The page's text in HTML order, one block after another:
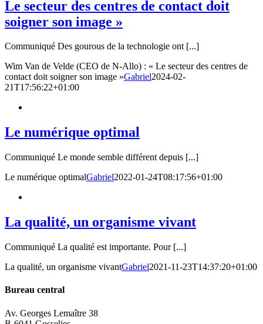
Le secteur des centres de contact doit
soigner son image »
Communiqué Des gourous de la technologie ont [...]
Wim Van de Velde (CEO de N-Allo) : « Le secteur des centres de
contact doit soigner son image »Gabriel2024-02-
21T17:56:22+01:00
Le numérique optimal
Communiqué Le monde semble différent depuis [...]
Le numérique optimalGabriel2022-01-24T08:17:56+01:00
La qualité, un organisme vivant
Communiqué La qualité est importante. Pour [...]
La qualité, un organisme vivantGabriel2021-11-23T14:37:20+01:00
Bureau central
Av. Georges Lemaître 38